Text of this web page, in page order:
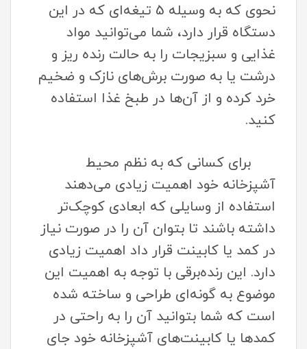
نحوی که به وسیله 5 تیغه‌ای که در این
دستگاه قرار دارد، شما می‌توانید مواد
غذایی و سبزیجات را به حالت رنده ریز و
درشت یا به صورت برش‌های نازک و ضخیم
خرد کرده و از آن‌ها در طبخ غذا استفاده
کنید.
برای کسانی که به نظم محیط
آشپزخانه خود اهمیت زیادی می‌دهند
استفاده از وسایلی که ابعادی کوچک‌تر
داشته باشند تا بتوان آن را در صورت نیاز
در کمد یا کابینت قرار داد اهمیت زیادی
دارد. این رنده‌برقی با توجه به اهمیت این
موضوع به گونه‌ای طراحی و ساخته شده
است که شما بتوانید آن را به راحتی در
کمدها یا کابینت‌های آشپزخانه خود جای